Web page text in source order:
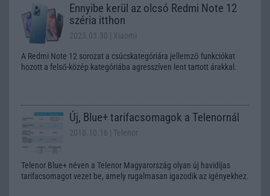
Ennyibe kerül az olcsó Redmi Note 12
széria itthon
2023.03.30 | Xiaomi
A Redmi Note 12 sorozat a csúcskategóriára jellemző funkciókat
hozott a felső-közép kategóriába agresszíven lent tartott árakkal.
Új, Blue+ tarifacsomagok a Telenornál
2018.10.16 | Telenor
Telenor Blue+ néven a Telenor Magyarország olyan új havidíjas
tarifacsomagot vezet be, amely rugalmasan igazodik az igényekhez.